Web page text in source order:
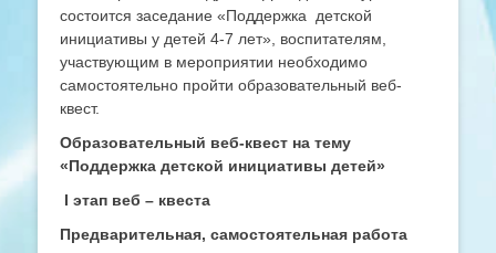
состоится заседание «Поддержка детской
инициативы у детей 4-7 лет», воспитателям,
участвующим в мероприятии необходимо
самостоятельно пройти образовательный веб-
квест.
Образовательный веб-квест на тему
«Поддержка детской инициативы детей»
I этап веб – квеста
Предварительная, самостоятельная работа